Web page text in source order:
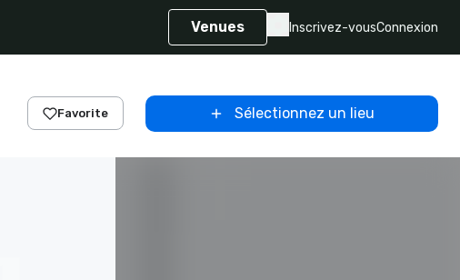
Venues Inscrivez-vousConnexion
Favorite Sélectionnez un lieu